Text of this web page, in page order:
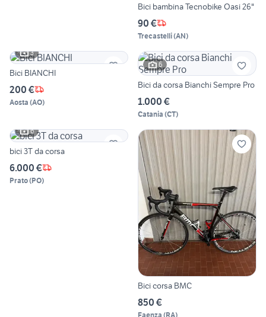
Bici bambina Tecnobike Oasi 26"
90 €
Trecastelli(AN)
3
Bici BIANCHI
200 €
Aosta (AO)
6
Bici da corsa Bianchi Sempre Pro
1.000 €
Catania (CT)
6
bici 3T da corsa
6.000 €
Prato(PO)
Bici corsa BMC
850 €
Faenza (RA)